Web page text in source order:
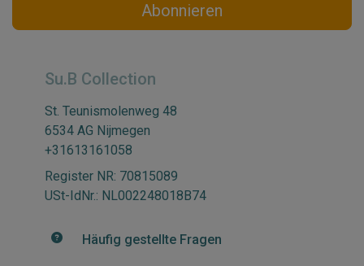
Abonnieren
Su.B Collection
St. Teunismolenweg 48
6534 AG Nijmegen
+31613161058
Register NR: 70815089
USt-IdNr.: NL002248018B74
Häufig gestellte Fragen